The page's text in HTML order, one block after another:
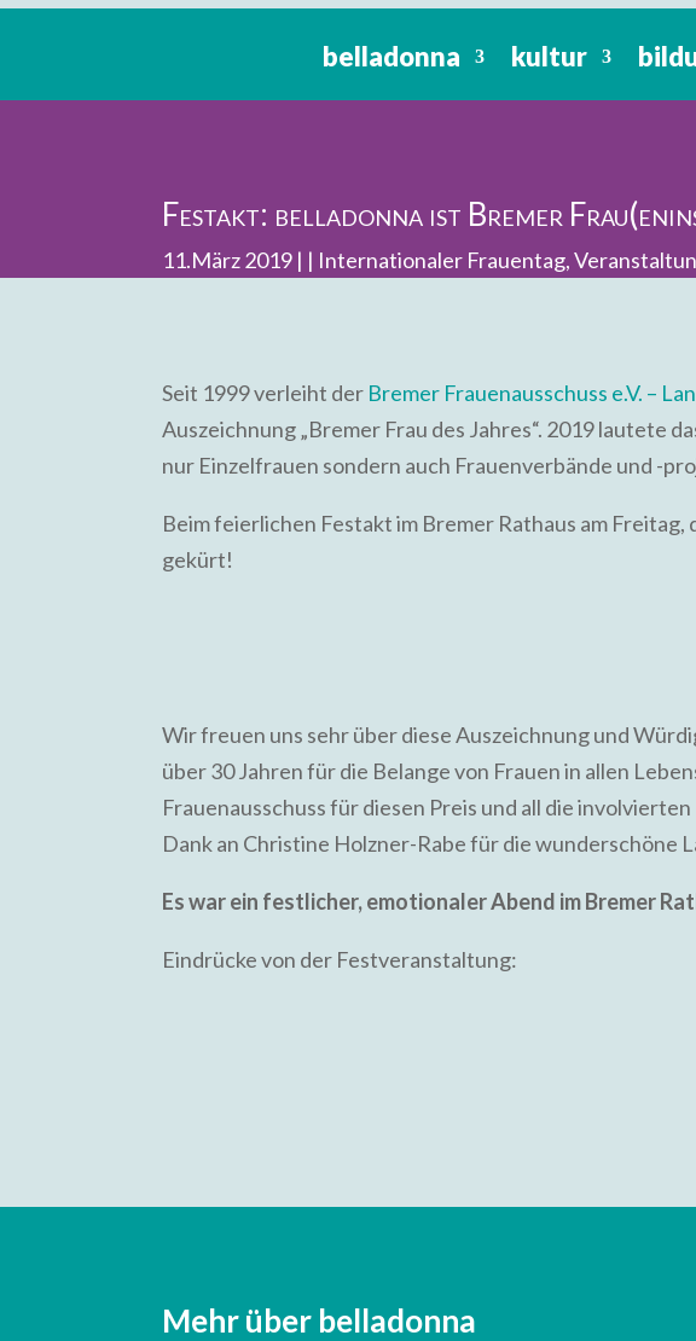
belladonna kultur
Festakt: belladonna ist Bremer
11.März 2019 | Internationaler Frauentag,
Seit 1999 verleiht der Bremer Frauenausschuss e.V. –
Auszeichnung „Bremer Frau des Jahres“. 2019 lautete
nur Einzelfrauen sondern auch Frauenverbände und -
Beim feierlichen Festakt im Bremer Rathaus am Freitag,
gekürt!
Wir freuen uns sehr über diese Auszeichnung und
über 30 Jahren für die Belange von Frauen in allen
Frauenausschuss für diesen Preis und all die
Dank an Christine Holzner-Rabe für die wunderschöne
Es war ein festlicher, emotionaler Abend im Bremer
Eindrücke von der Festveranstaltung:
Mehr über belladonna